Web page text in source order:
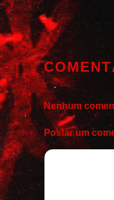
Nenhum
Postar um